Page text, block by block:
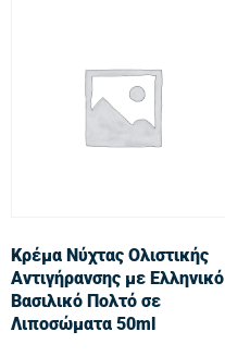
Κρέμα Νύχτας Ολιστικής
Αντιγήρανσης με Ελληνικό
Βασιλικό Πολτό σε
Λιποσώματα 50ml